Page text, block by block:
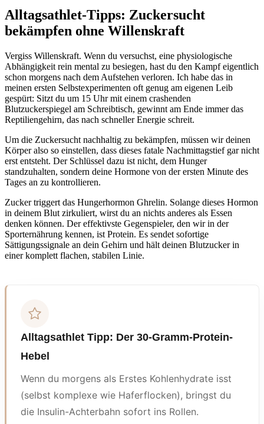
Alltagsathlet-Tipps: Zuckersucht
bekämpfen ohne Willenskraft
Vergiss Willenskraft. Wenn du versuchst, eine physiologische
Abhängigkeit rein mental zu besiegen, hast du den Kampf eigentlich
schon morgens nach dem Aufstehen verloren. Ich habe das in
meinen ersten Selbstexperimenten oft genug am eigenen Leib
gespürt: Sitzt du um 15 Uhr mit einem crashenden
Blutzuckerspiegel am Schreibtisch, gewinnt am Ende immer das
Reptiliengehirn, das nach schneller Energie schreit.
Um die Zuckersucht nachhaltig zu bekämpfen, müssen wir deinen
Körper also so einstellen, dass dieses fatale Nachmittagstief gar nicht
erst entsteht. Der Schlüssel dazu ist nicht, dem Hunger
standzuhalten, sondern deine Hormone von der ersten Minute des
Tages an zu kontrollieren.
Zucker triggert das Hungerhormon Ghrelin. Solange dieses Hormon
in deinem Blut zirkuliert, wirst du an nichts anderes als Essen
denken können. Der effektivste Gegenspieler, den wir in der
Sporternährung kennen, ist Protein. Es sendet sofortige
Sättigungssignale an dein Gehirn und hält deinen Blutzucker in
einer komplett flachen, stabilen Linie.
Alltagsathlet Tipp: Der 30-Gramm-Protein-
Hebel
Wenn du morgens als Erstes Kohlenhydrate isst
(selbst komplexe wie Haferflocken), bringst du
die Insulin-Achterbahn sofort ins Rollen.